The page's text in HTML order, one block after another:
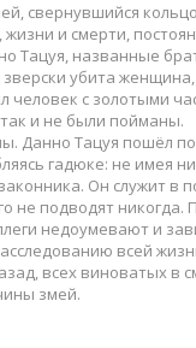
свернувшийся
и смерти,
Тацуя, названные
убита
человек с золотыми
и не были пойманы.
Данно Тацуя пошёл
гадюке: не имея
Он служит
не подводят
недоумевают и
всей
всех виноватых в
змей.